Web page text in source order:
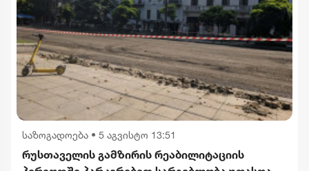
საზოგადოება • 5 აგვისტო 13:51
რუსთაველის გამზირის რეაბილიტაციის